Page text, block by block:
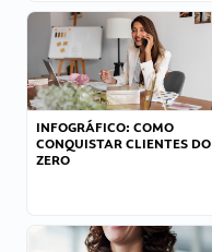
INFOGRÁFICO: COMO
CONQUISTAR CLIENTES DO
ZERO